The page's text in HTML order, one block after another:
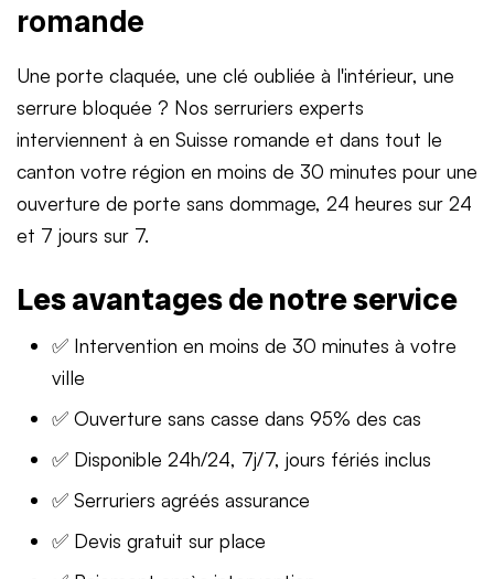
romande
Une porte claquée, une clé oubliée à l'intérieur, une
serrure bloquée ? Nos serruriers experts
interviennent à en Suisse romande et dans tout le
canton votre région en moins de 30 minutes pour une
ouverture de porte sans dommage, 24 heures sur 24
et 7 jours sur 7.
Les avantages de notre service
✅ Intervention en moins de 30 minutes à votre
ville
✅ Ouverture sans casse dans 95% des cas
✅ Disponible 24h/24, 7j/7, jours fériés inclus
✅ Serruriers agréés assurance
✅ Devis gratuit sur place